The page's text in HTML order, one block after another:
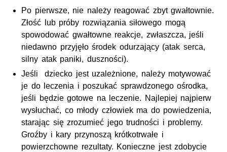
Po pierwsze, nie należy reagować zbyt gwałtownie.
Złość lub próby rozwiązania siłowego mogą
spowodować gwałtowne reakcje, zwłaszcza, jeśli
niedawno przyjęło środek odurzający (atak serca,
silny atak paniki, duszności).
Jeśli dziecko jest uzależnione, należy motywować
je do leczenia i poszukać sprawdzonego ośrodka,
jeśli będzie gotowe na leczenie. Najlepiej najpierw
wysłuchać, co młody człowiek ma do powiedzenia,
starając się zrozumieć jego trudności i problemy.
Groźby i kary przynoszą krótkotrwałe i
powierzchowne rezultaty. Konieczne jest zdobycie